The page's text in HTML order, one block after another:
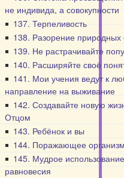
не индивида, а совокупности
137. Терпеливость
138. Разорение природных
139. Не растрачивайте
140. Расширяйте своё
141. Мои учения ведут к
направление на выживание
142. Создавайте новую
Отцом
143. Ребёнок и вы
144. Поражающее
145. Мудрое
равновесия